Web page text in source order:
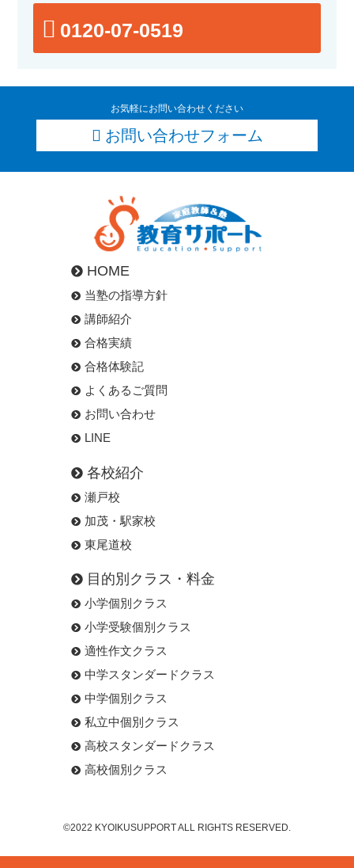
0120-07-0519
お気軽にお問い合わせください
お問い合わせフォーム
HOME
当塾の指導方針
講師紹介
合格実績
合格体験記
よくあるご質問
お問い合わせ
LINE
各校紹介
瀬戸校
加茂・駅家校
東尾道校
目的別クラス・料金
小学個別クラス
小学受験個別クラス
適性作文クラス
中学スタンダードクラス
中学個別クラス
私立中個別クラス
高校スタンダードクラス
高校個別クラス
©2022 KYOIKUSUPPORT ALL RIGHTS RESERVED.